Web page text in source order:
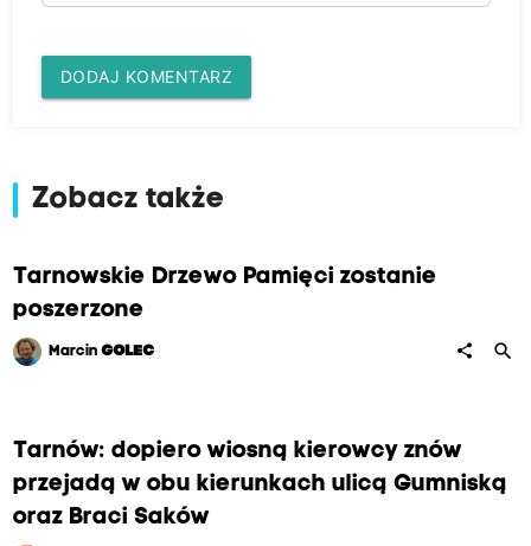
DODAJ KOMENTARZ
Zobacz także
Tarnowskie Drzewo Pamięci zostanie
poszerzone
MarcinGOLEC share search
Tarnów: dopiero wiosną kierowcy znów
przejadą w obu kierunkach ulicą Gumniską
oraz Braci Saków